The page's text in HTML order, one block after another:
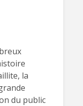
la
du public